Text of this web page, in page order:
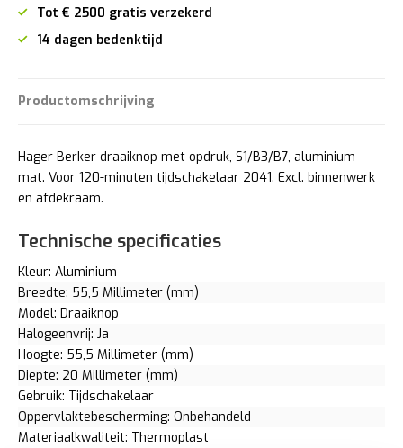
Tot € 2500 gratis verzekerd
14 dagen bedenktijd
Productomschrijving
Hager Berker draaiknop met opdruk, S1/B3/B7, aluminium
mat. Voor 120-minuten tijdschakelaar 2041. Excl. binnenwerk
en afdekraam.
Technische specificaties
Kleur: Aluminium
Breedte: 55,5 Millimeter (mm)
Model: Draaiknop
Halogeenvrij: Ja
Hoogte: 55,5 Millimeter (mm)
Diepte: 20 Millimeter (mm)
Gebruik: Tijdschakelaar
Oppervlaktebescherming: Onbehandeld
Materiaalkwaliteit: Thermoplast